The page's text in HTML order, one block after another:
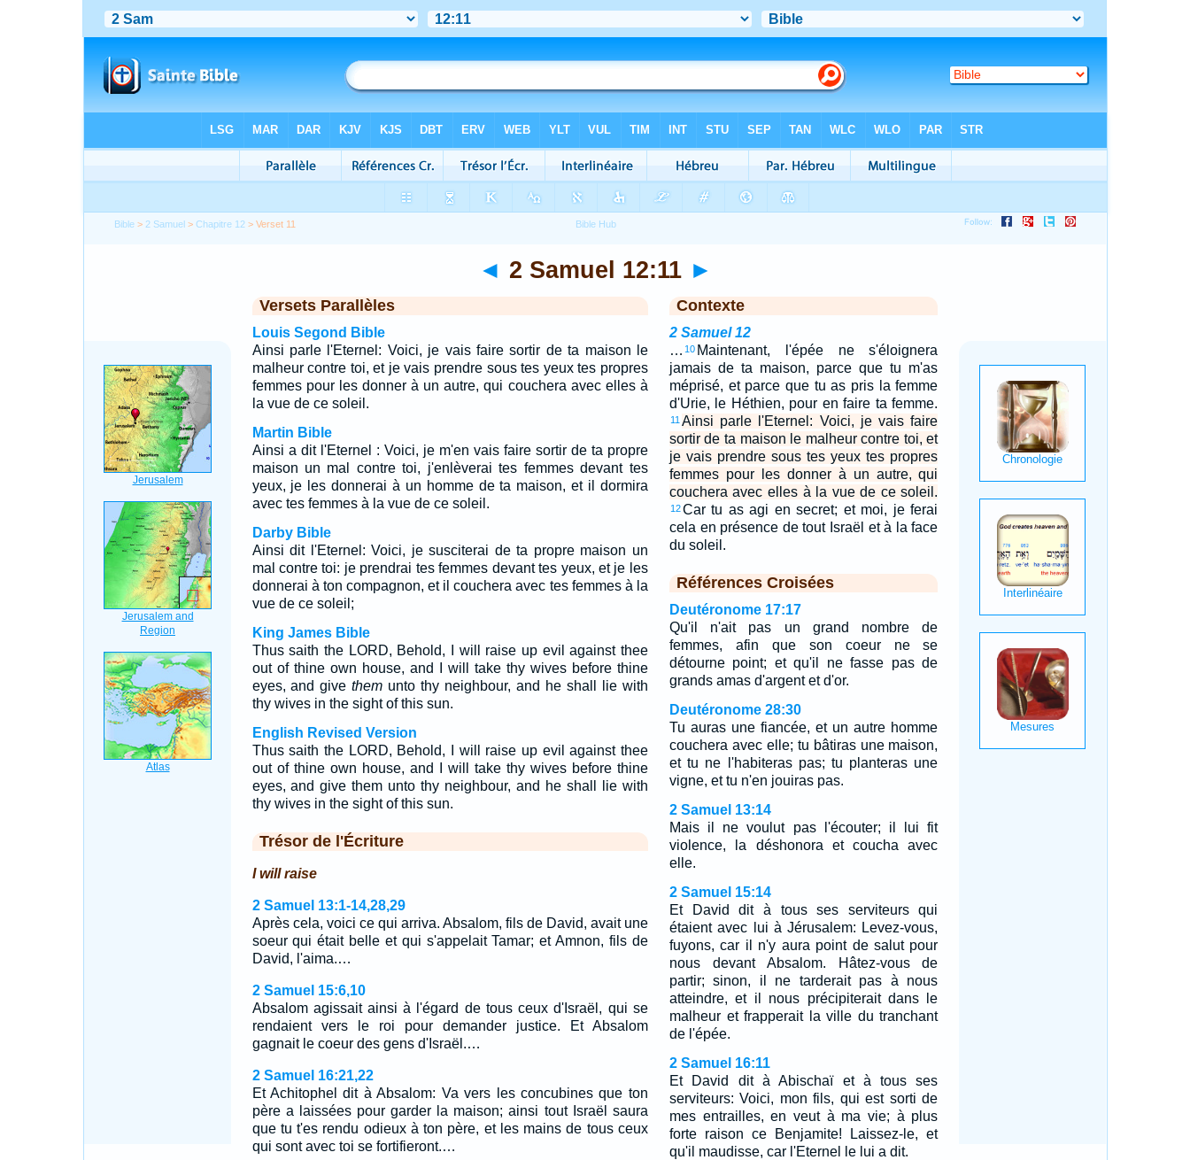
Bible > 2 Samuel >Chapitre 12 > Verset 11
◄ 2 Samuel 12:11 ►
Versets Parallèles
Louis Segond Bible
Ainsi parle l'Eternel: Voici, je vais faire sortir de ta maison le
malheur contre toi, et je vais prendre sous tes yeux tes propres
femmes pour les donner à un autre, qui couchera avec elles à
la vue de ce soleil.
Martin Bible
Ainsi a dit l'Eternel : Voici, je m'en vais faire sortir de ta propre
maison un mal contre toi, j'enlèverai tes femmes devant tes
yeux, je les donnerai à un homme de ta maison, et il dormira
avec tes femmes à la vue de ce soleil.
Darby Bible
Ainsi dit l'Eternel: Voici, je susciterai de ta propre maison un
mal contre toi: je prendrai tes femmes devant tes yeux, et je les
donnerai à ton compagnon, et il couchera avec tes femmes à la
vue de ce soleil;
King James Bible
Thus saith the LORD, Behold, I will raise up evil against thee
out of thine own house, and I will take thy wives before thine
eyes, and givethem unto thy neighbour, and he shall lie with
thy wives in the sight of this sun.
English Revised Version
Thus saith the LORD, Behold, I will raise up evil against thee
out of thine own house, and I will take thy wives before thine
eyes, and give them unto thy neighbour, and he shall lie with
thy wives in the sight of this sun.
Trésor de l'Écriture
I will raise
2 Samuel 13:1-14,28,29
Après cela, voici ce qui arriva. Absalom, fils de David, avait une
soeur qui était belle et qui s'appelait Tamar; et Amnon, fils de
David, l'aima.…
2 Samuel 15:6,10
Absalom agissait ainsi à l'égard de tous ceux d'Israël, qui se
rendaient vers le roi pour demander justice. Et Absalom
gagnait le coeur des gens d'Israël.…
2 Samuel 16:21,22
Et Achitophel dit à Absalom: Va vers les concubines que ton
père a laissées pour garder la maison; ainsi tout Israël saura
que tu t'es rendu odieux à ton père, et les mains de tous ceux
qui sont avec toi se fortifieront.…
Contexte
2 Samuel 12
… 10 Maintenant, l'épée ne s'éloignera
jamais de ta maison, parce que tu m'as
méprisé, et parce que tu as pris la femme
d'Urie, le Héthien, pour en faire ta femme.
11 Ainsi parle l'Eternel: Voici, je vais faire
sortir de ta maison le malheur contre toi, et
je vais prendre sous tes yeux tes propres
femmes pour les donner à un autre, qui
couchera avec elles à la vue de ce soleil.
12Car tu as agi en secret; et moi, je ferai
cela en présence de tout Israël et à la face
du soleil.
Références Croisées
Deutéronome 17:17
Qu'il n'ait pas un grand nombre de
femmes, afin que son coeur ne se
détourne point; et qu'il ne fasse pas de
grands amas d'argent et d'or.
Deutéronome 28:30
Tu auras une fiancée, et un autre homme
couchera avec elle; tu bâtiras une maison,
et tu ne l'habiteras pas; tu planteras une
vigne, et tu n'en jouiras pas.
2 Samuel 13:14
Mais il ne voulut pas l'écouter; il lui fit
violence, la déshonora et coucha avec
elle.
2 Samuel 15:14
Et David dit à tous ses serviteurs qui
étaient avec lui à Jérusalem: Levez-vous,
fuyons, car il n'y aura point de salut pour
nous devant Absalom. Hâtez-vous de
partir; sinon, il ne tarderait pas à nous
atteindre, et il nous précipiterait dans le
malheur et frapperait la ville du tranchant
de l'épée.
2 Samuel 16:11
Et David dit à Abischaï et à tous ses
serviteurs: Voici, mon fils, qui est sorti de
mes entrailles, en veut à ma vie; à plus
forte raison ce Benjamite! Laissez-le, et
qu'il maudisse, car l'Eternel le lui a dit.